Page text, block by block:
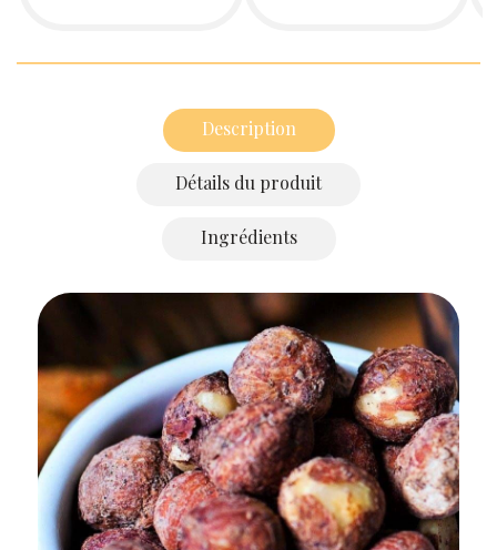
Description
Détails du produit
Ingrédients